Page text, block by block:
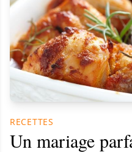
RECETTES
Un mariage